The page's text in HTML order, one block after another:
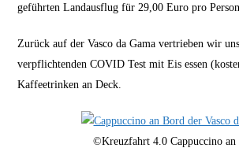
geführten Landausflug für 29,00 Euro pro Person.
Zurück auf der Vasco da Gama vertrieben wir
verpflichtenden COVID Test mit Eis essen
Kaffeetrinken an Deck.
©Kreuzfahrt 4.0 Cappuccino an